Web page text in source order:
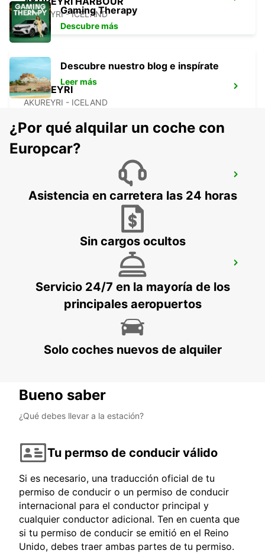
AKUREYRI - ICELAND
AKUREYRI
AKUREYRI - ICELAND
SAUDARKROKUR - ICELAND
Gaming Therapy
Descubre más
Descubre nuestro blog e inspírate
Leer más
¿Por qué alquilar un coche con
Europcar?
Asistencia en carretera las 24 horas
Sin cargos ocultos
Servicio 24/7 en la mayoría de los
principales aeropuertos
Solo coches nuevos de alquiler
Bueno saber
¿Qué debes llevar a la estación?
Tu permso de conducir válido
Si es necesario, una traducción oficial de tu
permiso de conducir o un permiso de conducir
internacional para el conductor principal y
cualquier conductor adicional. Ten en cuenta que
si tu permiso de conducir se emitió en el Reino
Unido, debes traer ambas partes de tu permiso.